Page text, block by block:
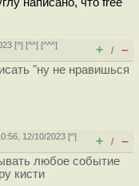
[^] [^^] [^^^]
+ / –
"ну не нравишься
12/10/2023 [^]
+ / –
любое событие
кисти